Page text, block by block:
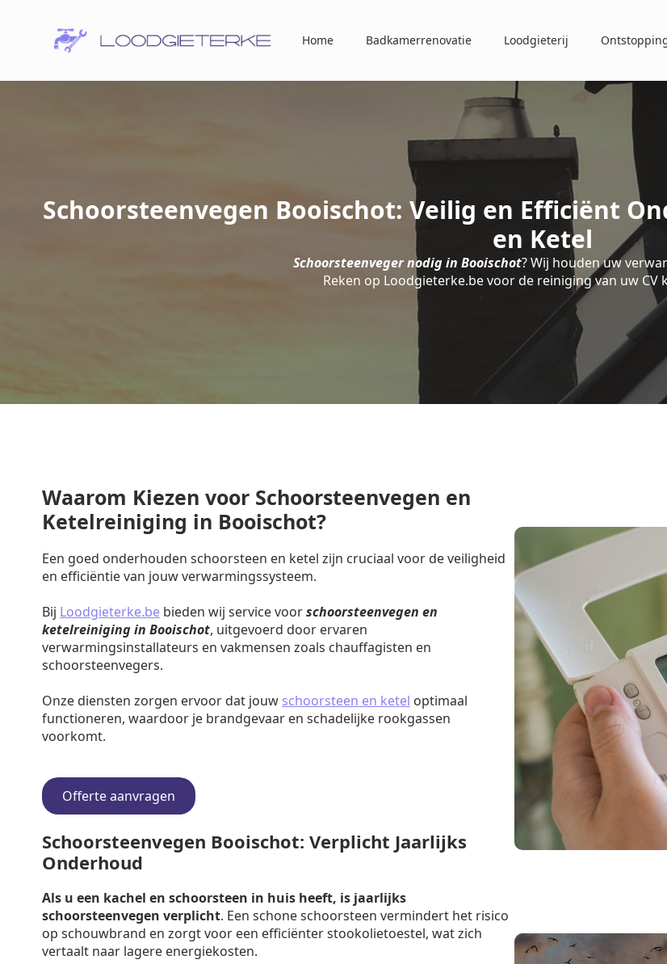
Home Badkamerrenovatie Loodgieterij
Schoorsteenvegen Booischot: Veilig en Efficiënt
en Ketel
Schoorsteenveger nodig in Booischot? Wij houden uw
Reken op Loodgieterke.be voor de reiniging van uw CV
Waarom Kiezen voor Schoorsteenvegen en
Ketelreiniging in Booischot?
Een goed onderhouden schoorsteen en ketel zijn cruciaal voor de veiligheid
en efficiëntie van jouw verwarmingssysteem.
Bij Loodgieterke.be bieden wij service voorschoorsteenvegen en
ketelreiniging in Booischot, uitgevoerd door ervaren
verwarmingsinstallateurs en vakmensen zoals chauffagisten en
schoorsteenvegers.
Onze diensten zorgen ervoor dat jouw schoorsteen en ketel optimaal
functioneren, waardoor je brandgevaar en schadelijke rookgassen
voorkomt.
Offerte aanvragen
Schoorsteenvegen Booischot: Verplicht Jaarlijks
Onderhoud
Als u een kachel en schoorsteen in huis heeft, is jaarlijks
schoorsteenvegen verplicht. Een schone schoorsteen vermindert het risico
op schouwbrand en zorgt voor een efficiënter stookolietoestel, wat zich
vertaalt naar lagere energiekosten.